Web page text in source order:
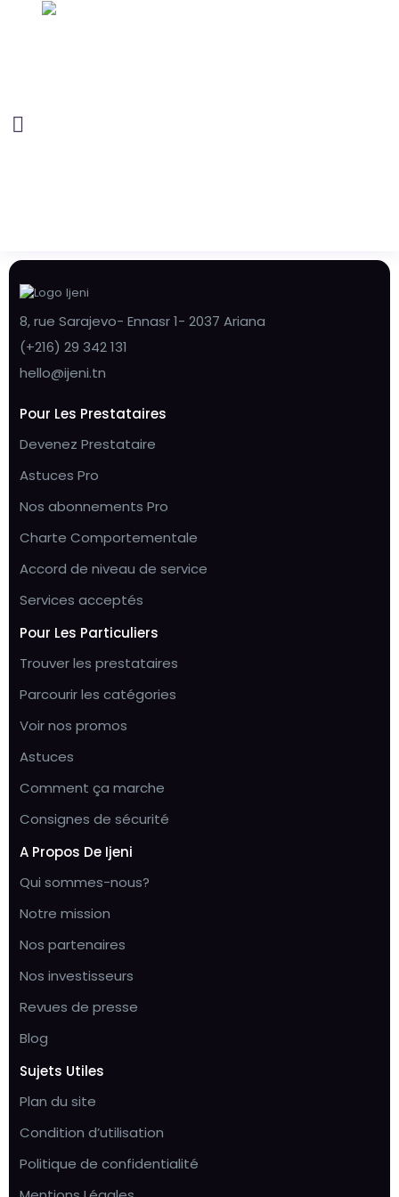
8, rue Sarajevo- Ennasr 1- 2037 Ariana
(+216) 29 342 131
hello@ijeni.tn
Pour Les Prestataires
Devenez Prestataire
Astuces Pro
Nos abonnements Pro
Charte Comportementale
Accord de niveau de service
Services acceptés
Pour Les Particuliers
Trouver les prestataires
Parcourir les catégories
Voir nos promos
Astuces
Comment ça marche
Consignes de sécurité
A Propos De Ijeni
Qui sommes-nous?
Notre mission
Nos partenaires
Nos investisseurs
Revues de presse
Blog
Sujets Utiles
Plan du site
Condition d’utilisation
Politique de confidentialité